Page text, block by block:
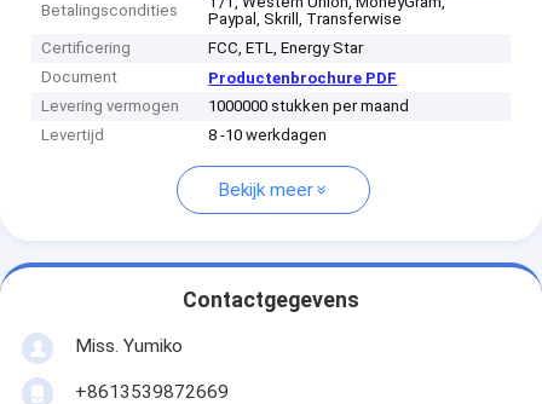
Betalingscondities
Paypal, Skrill, Transferwise
Certificering
FCC, ETL, Energy Star
Document
Productenbrochure PDF
Levering vermogen
1000000 stukken per maand
Levertijd
8 -10 werkdagen
Bekijk meer
Contactgegevens
Miss. Yumiko
+8613539872669